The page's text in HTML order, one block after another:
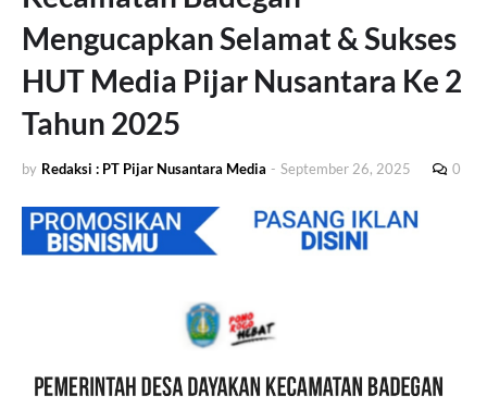
Mengucapkan Selamat & Sukses
HUT Media Pijar Nusantara Ke 2
Tahun 2025
by Redaksi : PT Pijar Nusantara Media - September 26, 2025 0